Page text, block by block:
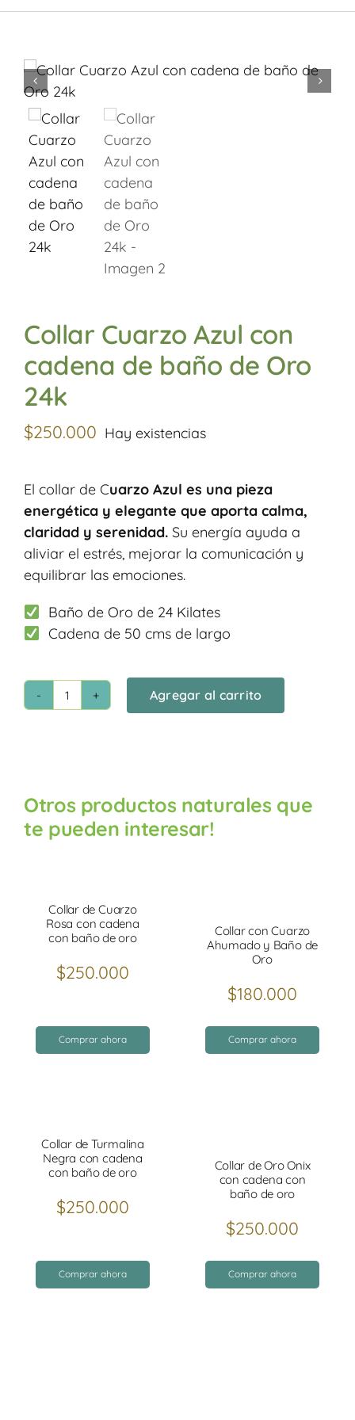
 
Collar Cuarzo Azul con
cadena de baño de Oro
24k
$250.000 Hay existencias
El collar de Cuarzo Azul es una pieza
energética y elegante que aporta calma,
claridad y serenidad. Su energía ayuda a
aliviar el estrés, mejorar la comunicación y
equilibrar las emociones.
Baño de Oro de 24 Kilates
Cadena de 50 cms de largo
Collar
de
baño
cantidad
Agregar al carrito
Otros productos naturales que
te pueden interesar!
Collar de Cuarzo
Rosa con cadena
con baño de oro
$250.000
Comprar ahora
Collar con Cuarzo
Ahumado y Baño de
Oro
$180.000
Comprar ahora
Collar de Turmalina
Negra con cadena
con baño de oro
$250.000
Comprar ahora
Collar de Oro Onix
con cadena con
baño de oro
$250.000
Comprar ahora